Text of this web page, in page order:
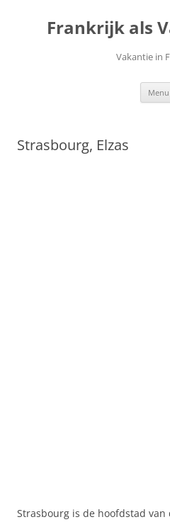
inhoudFrankrijk als
Vakantie in
Menu
Strasbourg, Elzas
Strasbourg is de hoofdstad van